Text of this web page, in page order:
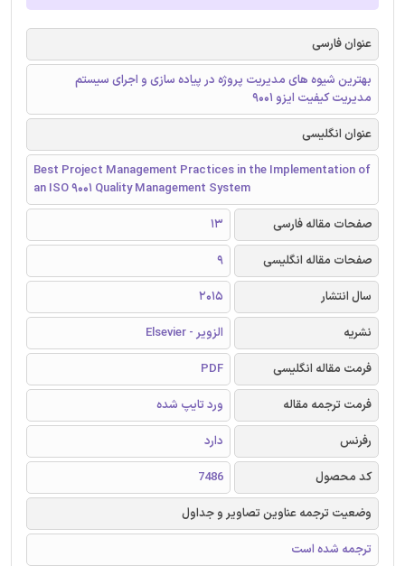
عنوان فارسی
بهترین شیوه های مدیریت پروژه در پیاده سازی و اجرای سیستم
مدیریت کیفیت ایزو 9001
عنوان انگلیسی
Best Project Management Practices in the Implementation of
an ISO 9001 Quality Management System
صفحات مقاله فارسی
13
صفحات مقاله انگلیسی
9
سال انتشار
2015
نشریه
الزویر - Elsevier
فرمت مقاله انگلیسی
PDF
فرمت ترجمه مقاله
ورد تایپ شده
رفرنس
دارد
کد محصول
7486
وضعیت ترجمه عناوین تصاویر و جداول
ترجمه شده است